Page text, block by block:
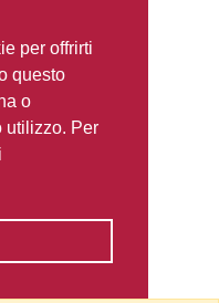
per offrirti
questo
o
utilizzo. Per